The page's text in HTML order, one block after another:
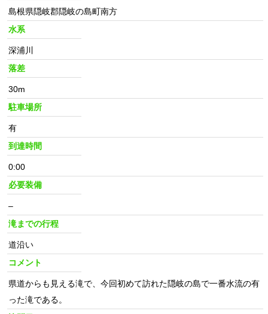
島根県隠岐郡隠岐の島町南方
水系
深浦川
落差
30m
駐車場所
有
到達時間
0:00
必要装備
–
滝までの行程
道沿い
コメント
県道からも見える滝で、今回初めて訪れた隠岐の島で一番水流の有
った滝である。